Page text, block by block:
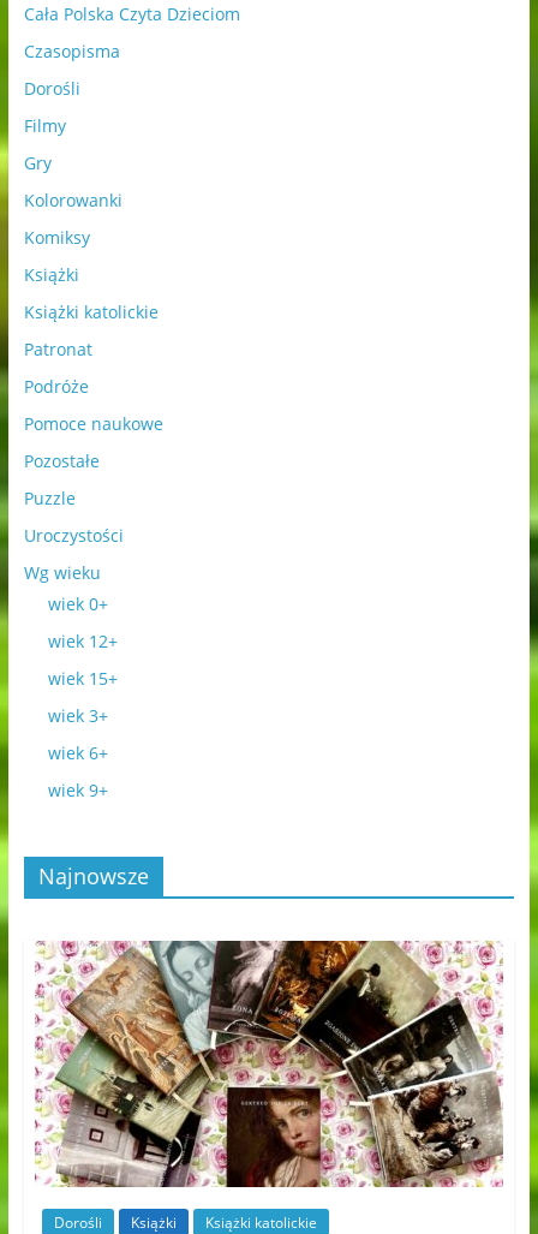
Cała Polska Czyta Dzieciom
Czasopisma
Dorośli
Filmy
Gry
Kolorowanki
Komiksy
Książki
Książki katolickie
Patronat
Podróże
Pomoce naukowe
Pozostałe
Puzzle
Uroczystości
Wg wieku
wiek 0+
wiek 12+
wiek 15+
wiek 3+
wiek 6+
wiek 9+
Najnowsze
Dorośli Książki Książki katolickie